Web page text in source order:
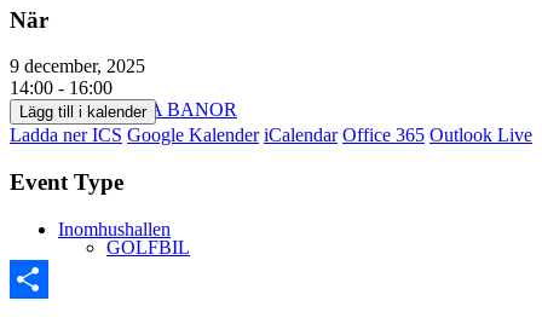
VÅRA BANOR
GOLFBIL
När
9 december, 2025
14:00 - 16:00
Lägg till i kalender
Ladda ner ICS Google Kalender iCalendar Office 365 Outlook Live
Event Type
Inomhushallen